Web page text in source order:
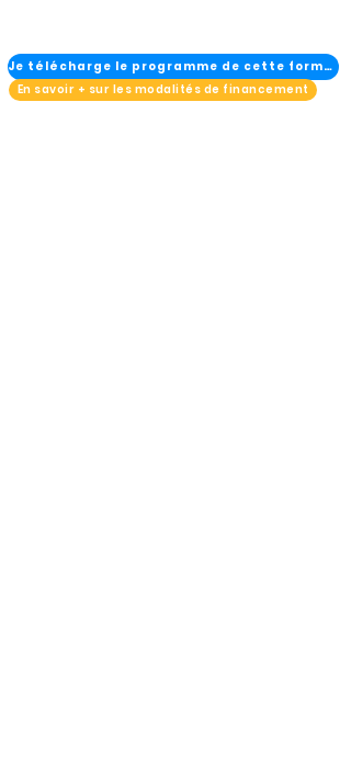
Je télécharge le programme de cette formation
En savoir + sur les modalités de financement